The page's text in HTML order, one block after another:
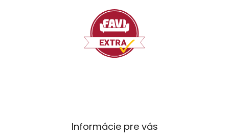
Informácie pre vás